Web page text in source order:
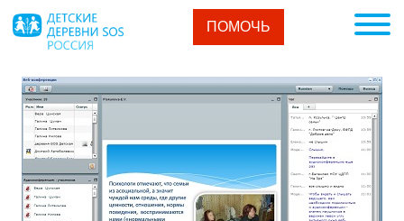
ПОМОЧЬ